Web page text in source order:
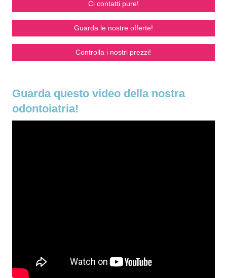
Ci contatti pure!
Guarda le nostre offerte!
Controlla i nostri prezzi!
Guarda questo video della nostra
odontoiatria!